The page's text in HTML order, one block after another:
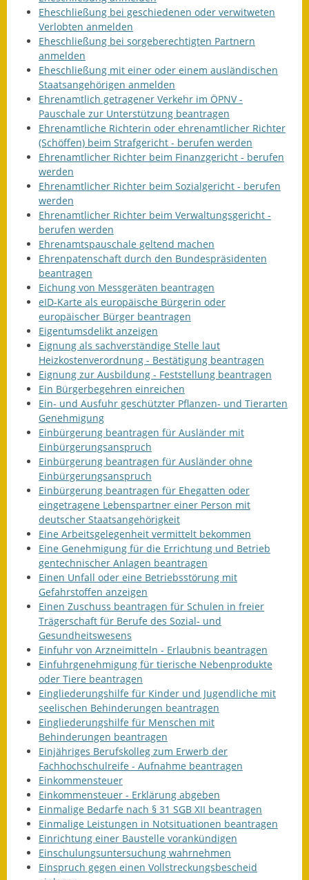
Eheschließung bei geschiedenen oder verwitweten
Verlobten anmelden
Eheschließung bei sorgeberechtigten Partnern
anmelden
Eheschließung mit einer oder einem ausländischen
Staatsangehörigen anmelden
Ehrenamtlich getragener Verkehr im ÖPNV -
Pauschale zur Unterstützung beantragen
Ehrenamtliche Richterin oder ehrenamtlicher Richter
(Schöffen) beim Strafgericht - berufen werden
Ehrenamtlicher Richter beim Finanzgericht - berufen
werden
Ehrenamtlicher Richter beim Sozialgericht - berufen
werden
Ehrenamtlicher Richter beim Verwaltungsgericht -
berufen werden
Ehrenamtspauschale geltend machen
Ehrenpatenschaft durch den Bundespräsidenten
beantragen
Eichung von Messgeräten beantragen
eID-Karte als europäische Bürgerin oder
europäischer Bürger beantragen
Eigentumsdelikt anzeigen
Eignung als sachverständige Stelle laut
Heizkostenverordnung - Bestätigung beantragen
Eignung zur Ausbildung - Feststellung beantragen
Ein Bürgerbegehren einreichen
Ein- und Ausfuhr geschützter Pflanzen- und Tierarten
Genehmigung
Einbürgerung beantragen für Ausländer mit
Einbürgerungsanspruch
Einbürgerung beantragen für Ausländer ohne
Einbürgerungsanspruch
Einbürgerung beantragen für Ehegatten oder
eingetragene Lebenspartner einer Person mit
deutscher Staatsangehörigkeit
Eine Arbeitsgelegenheit vermittelt bekommen
Eine Genehmigung für die Errichtung und Betrieb
gentechnischer Anlagen beantragen
Einen Unfall oder eine Betriebsstörung mit
Gefahrstoffen anzeigen
Einen Zuschuss beantragen für Schulen in freier
Trägerschaft für Berufe des Sozial- und
Gesundheitswesens
Einfuhr von Arzneimitteln - Erlaubnis beantragen
Einfuhrgenehmigung für tierische Nebenprodukte
oder Tiere beantragen
Eingliederungshilfe für Kinder und Jugendliche mit
seelischen Behinderungen beantragen
Eingliederungshilfe für Menschen mit
Behinderungen beantragen
Einjähriges Berufskolleg zum Erwerb der
Fachhochschulreife - Aufnahme beantragen
Einkommensteuer
Einkommensteuer - Erklärung abgeben
Einmalige Bedarfe nach § 31 SGB XII beantragen
Einmalige Leistungen in Notsituationen beantragen
Einrichtung einer Baustelle vorankündigen
Einschulungsuntersuchung wahrnehmen
Einspruch gegen einen Vollstreckungsbescheid